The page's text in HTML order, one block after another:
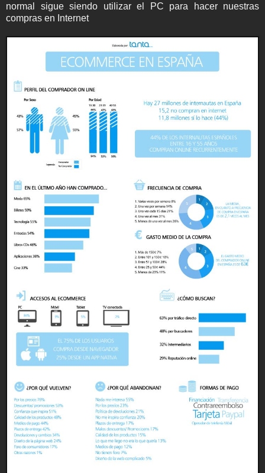
normal sigue siendo utilizar el PC para hacer nuestras
compras en Internet